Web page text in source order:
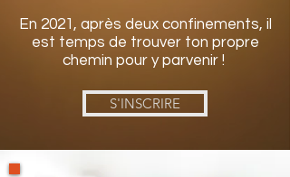
En 2021, après deux confinements, il
est temps de trouver ton propre
chemin pour y parvenir !
S'INSCRIRE